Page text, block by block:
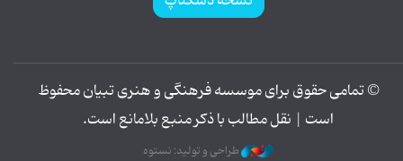
© تمامی حقوق برای موسسه فرهنگی و هنری تبیان محفوظ
است | نقل مطالب با ذکر منبع بلامانع است.
طراحی و تولید: نستوه